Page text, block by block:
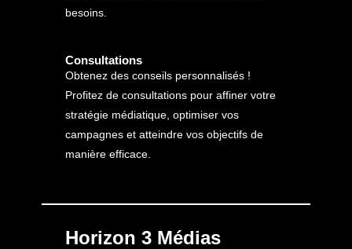
besoins.
Consultations
Obtenez des conseils personnalisés !
Profitez de consultations pour affiner votre
stratégie médiatique, optimiser vos
campagnes et atteindre vos objectifs de
manière efficace.
Horizon 3 Médias